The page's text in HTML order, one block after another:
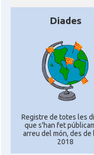
Diades
Registre de totes les
que s'han fet
arreu del món, des de
2018